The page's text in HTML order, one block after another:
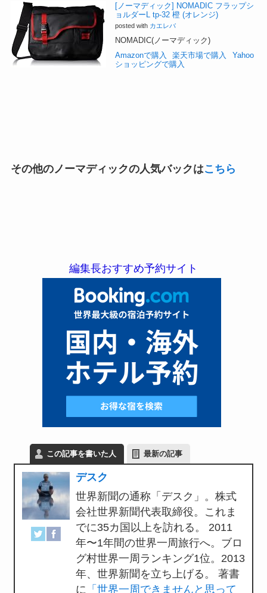
[ノーマディック] NOMADIC フラップシ
ョルダーL tp-32 橙 (オレンジ)
posted with カエレバ
NOMADIC(ノーマディック)
Amazonで購入
楽天市場で購入
Yahoo
ショッピングで購入
その他のノーマディックの人気バックはこちら
編集長おすすめ予約サイト
この記事を書いた人 最新の記事
デスク
世界新聞の通称「デスク」。株式
会社世界新聞代表取締役。これま
でに35カ国以上を訪れる。 2011
年〜1年間の世界一周旅行へ。ブロ
グ村世界一周ランキング1位。2013
年、世界新聞を立ち上げる。 著書
に 「世界一周できませんと思って